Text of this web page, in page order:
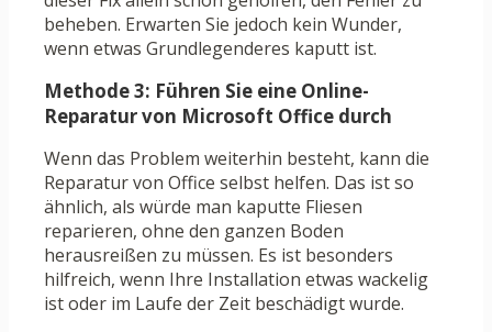
beheben. Erwarten Sie jedoch kein Wunder,
wenn etwas Grundlegenderes kaputt ist.
Methode 3: Führen Sie eine Online-
Reparatur von Microsoft Office durch
Wenn das Problem weiterhin besteht, kann die
Reparatur von Office selbst helfen. Das ist so
ähnlich, als würde man kaputte Fliesen
reparieren, ohne den ganzen Boden
herausreißen zu müssen. Es ist besonders
hilfreich, wenn Ihre Installation etwas wackelig
ist oder im Laufe der Zeit beschädigt wurde.